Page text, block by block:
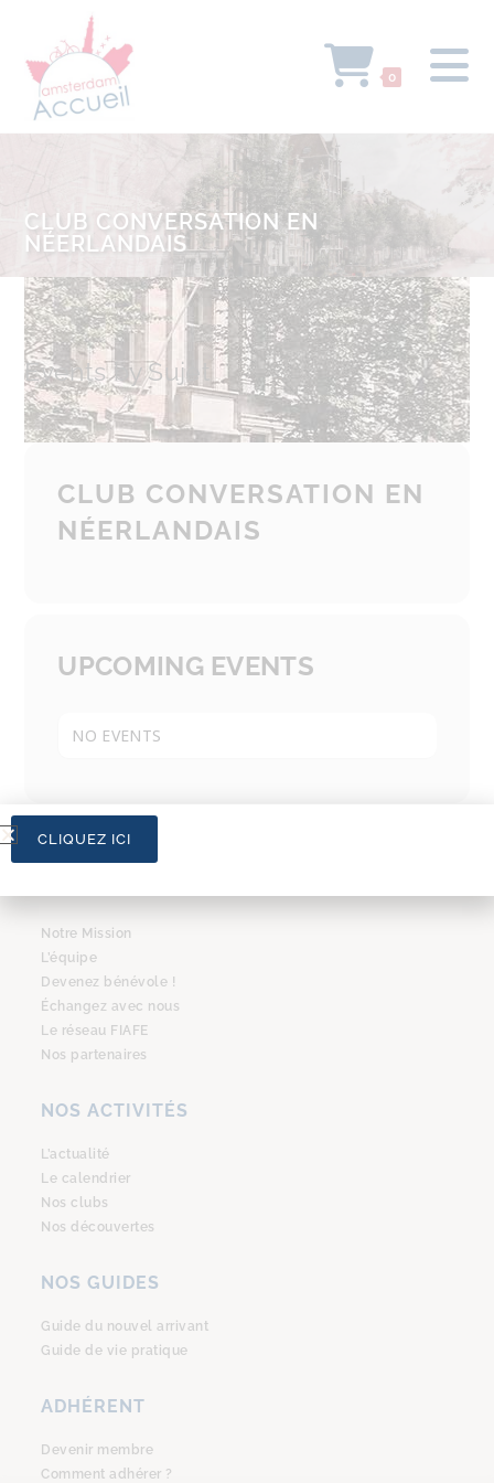
0
CLUB CONVERSATION EN
NÉERLANDAIS
Events by Sujet
CLUB CONVERSATION EN
NÉERLANDAIS
UPCOMING EVENTS
NO EVENTS
Notre Mission
L’équipe
Devenez bénévole !
Échangez avec nous
Le réseau FIAFE
Nos partenaires
NOS ACTIVITÉS
L’actualité
Le calendrier
Nos clubs
Nos découvertes
NOS GUIDES
Guide du nouvel arrivant
Guide de vie pratique
ADHÉRENT
Devenir membre
Comment adhérer ?
CLIQUEZ ICI